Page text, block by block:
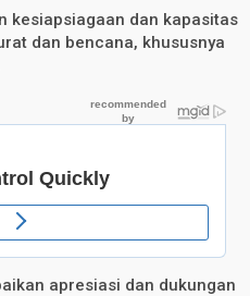
kesiapsiagaan dan kapasitas
dan bencana, khususnya
apresiasi dan dukungan